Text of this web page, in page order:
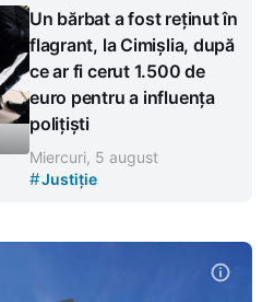
Un bărbat a fost reținut în
flagrant, la Cimișlia, după
ce ar fi cerut 1.500 de
euro pentru a influența
polițiști
Miercuri, 5 august
#Justiție